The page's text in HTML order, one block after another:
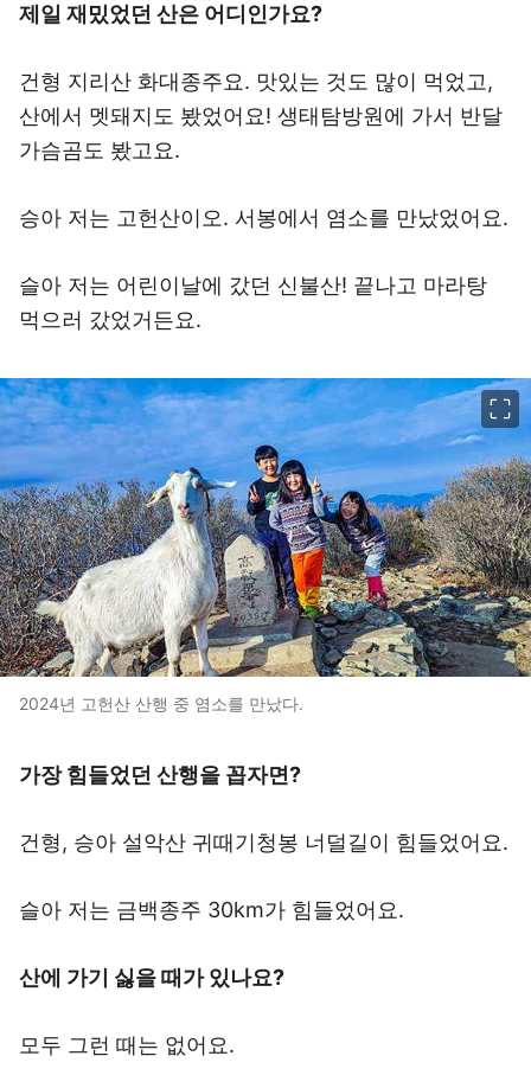
제일 재밌었던 산은 어디인가요?
건형 지리산 화대종주요. 맛있는 것도 많이 먹었고,
산에서 멧돼지도 봤었어요! 생태탐방원에 가서 반달
가슴곰도 봤고요.
승아 저는 고헌산이오. 서봉에서 염소를 만났었어요.
슬아 저는 어린이날에 갔던 신불산! 끝나고 마라탕
먹으러 갔었거든요.
2024년 고헌산 산행 중 염소를 만났다.
가장 힘들었던 산행을 꼽자면?
건형, 승아 설악산 귀때기청봉 너덜길이 힘들었어요.
슬아 저는 금백종주 30km가 힘들었어요.
산에 가기 싫을 때가 있나요?
모두 그런 때는 없어요.